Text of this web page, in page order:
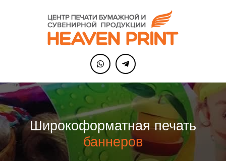
Широкоформатная печать
баннеров